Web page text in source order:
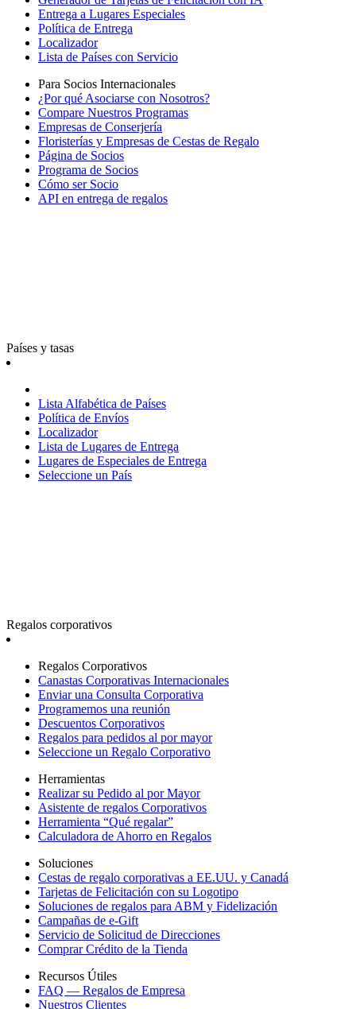
Entrega a Lugares Especiales
Política de Entrega
Localizador
Lista de Países con Servicio
Para Socios Internacionales
¿Por qué Asociarse con Nosotros?
Compare Nuestros Programas
Empresas de Conserjería
Floristerías y Empresas de Cestas de Regalo
Página de Socios
Programa de Socios
Cómo ser Socio
API en entrega de regalos
Países y tasas
Lista Alfabética de Países
Política de Envíos
Localizador
Lista de Lugares de Entrega
Lugares de Especiales de Entrega
Seleccione un País
Regalos corporativos
Regalos Corporativos
Canastas Corporativas Internacionales
Enviar una Consulta Corporativa
Programemos una reunión
Descuentos Corporativos
Regalos para pedidos al por mayor
Seleccione un Regalo Corporativo
Herramientas
Realizar su Pedido al por Mayor
Asistente de regalos Corporativos
Herramienta “Qué regalar”
Calculadora de Ahorro en Regalos
Soluciones
Cestas de regalo corporativas a EE.UU. y Canadá
Tarjetas de Felicitación con su Logotipo
Soluciones de regalos para ABM y Fidelización
Campañas de e-Gift
Servicio de Solicitud de Direcciones
Comprar Crédito de la Tienda
Recursos Útiles
FAQ — Regalos de Empresa
Nuestros Clientes